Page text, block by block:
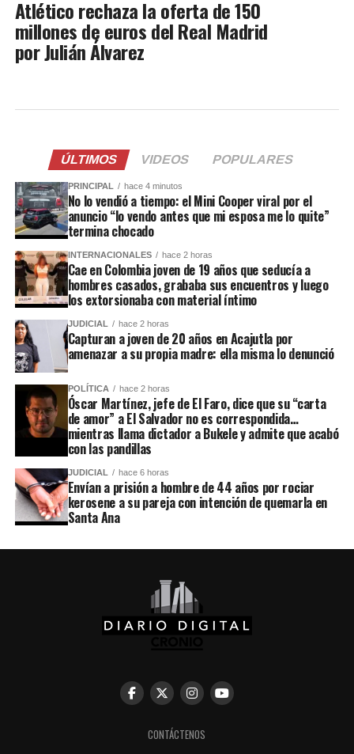
Atlético rechaza la oferta de 150
millones de euros del Real Madrid
por Julián Álvarez
ÚLTIMOS VIDEOS POPULARES
PRINCIPAL hace 4 minutos
No lo vendió a tiempo: el Mini Cooper viral por el
anuncio “lo vendo antes que mi esposa me lo quite”
termina chocado
INTERNACIONALES hace 2 horas
Cae en Colombia joven de 19 años que seducía a
hombres casados, grababa sus encuentros y luego
los extorsionaba con material íntimo
JUDICIAL hace 2 horas
Capturan a joven de 20 años en Acajutla por
amenazar a su propia madre: ella misma lo denunció
POLÍTICA hace 2 horas
Óscar Martínez, jefe de El Faro, dice que su “carta
de amor” a El Salvador no es correspondida…
mientras llama dictador a Bukele y admite que acabó
con las pandillas
JUDICIAL hace 6 horas
Envían a prisión a hombre de 44 años por rociar
kerosene a su pareja con intención de quemarla en
Santa Ana
CONTÁCTENOS